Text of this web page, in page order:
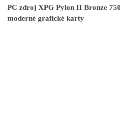
PC zdroj XPG Pylon II Bronze
moderné grafické karty